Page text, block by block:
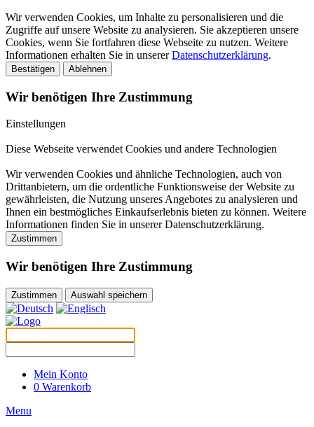
Wir verwenden Cookies, um Inhalte zu personalisieren und die
Zugriffe auf unsere Website zu analysieren. Sie akzeptieren unsere
Cookies, wenn Sie fortfahren diese Webseite zu nutzen. Weitere
Informationen erhalten Sie in unsererDatenschutzerklärung.
Bestätigen Ablehnen
Wir benötigen Ihre Zustimmung
Einstellungen
Diese Webseite verwendet Cookies und andere Technologien
Wir verwenden Cookies und ähnliche Technologien, auch von
Drittanbietern, um die ordentliche Funktionsweise der Website zu
gewährleisten, die Nutzung unseres Angebotes zu analysieren und
Ihnen ein bestmögliches Einkaufserlebnis bieten zu können. Weitere
Informationen finden Sie in unserer Datenschutzerklärung.
Zustimmen
Wir benötigen Ihre Zustimmung
Zustimmen Auswahl speichern
Mein Konto
0 Warenkorb
Menu